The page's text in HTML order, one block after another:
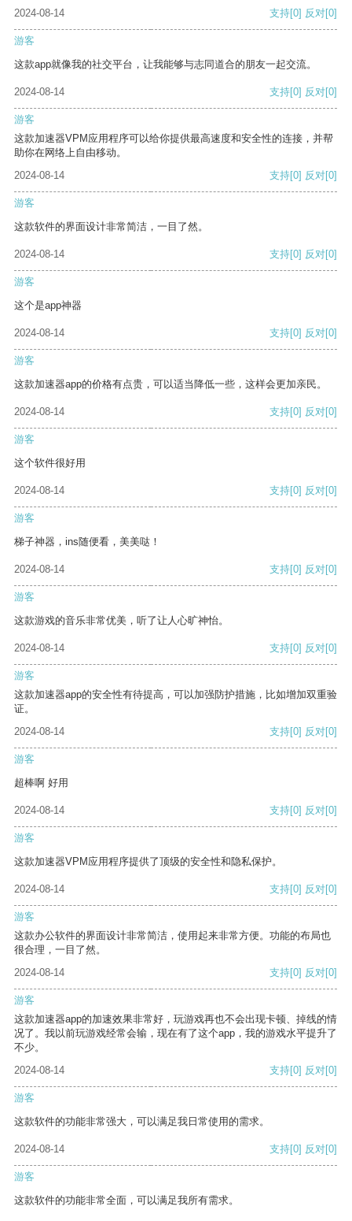
2024-08-14 支持[0] 反对[0]
游客
这款app就像我的社交平台，让我能够与志同道合的朋友一起交流。
2024-08-14 支持[0] 反对[0]
游客
这款加速器VPM应用程序可以给你提供最高速度和安全性的连接，并帮
助你在网络上自由移动。
2024-08-14
支持[0] 反对[0]
游客
这款软件的界面设计非常简洁，一目了然。
2024-08-14 支持[0] 反对[0]
游客
这个是app神器
2024-08-14 支持[0] 反对[0]
游客
这款加速器app的价格有点贵，可以适当降低一些，这样会更加亲民。
2024-08-14 支持[0] 反对[0]
游客
这个软件很好用
2024-08-14 支持[0] 反对[0]
游客
梯子神器，ins随便看，美美哒！
2024-08-14 支持[0] 反对[0]
游客
这款游戏的音乐非常优美，听了让人心旷神怡。
2024-08-14 支持[0] 反对[0]
游客
这款加速器app的安全性有待提高，可以加强防护措施，比如增加双重验
证。
2024-08-14
支持[0] 反对[0]
游客
超棒啊 好用
2024-08-14 支持[0] 反对[0]
游客
这款加速器VPM应用程序提供了顶级的安全性和隐私保护。
2024-08-14 支持[0] 反对[0]
游客
这款办公软件的界面设计非常简洁，使用起来非常方便。功能的布局也
很合理，一目了然。
2024-08-14
支持[0] 反对[0]
游客
这款加速器app的加速效果非常好，玩游戏再也不会出现卡顿、掉线的情
况了。我以前玩游戏经常会输，现在有了这个app，我的游戏水平提升了
不少。
2024-08-14
支持[0] 反对[0]
游客
这款软件的功能非常强大，可以满足我日常使用的需求。
2024-08-14 支持[0] 反对[0]
游客
这款软件的功能非常全面，可以满足我所有需求。